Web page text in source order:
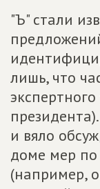
"Ъ" стали
лишь, что
и вяло
доме мер
(например,